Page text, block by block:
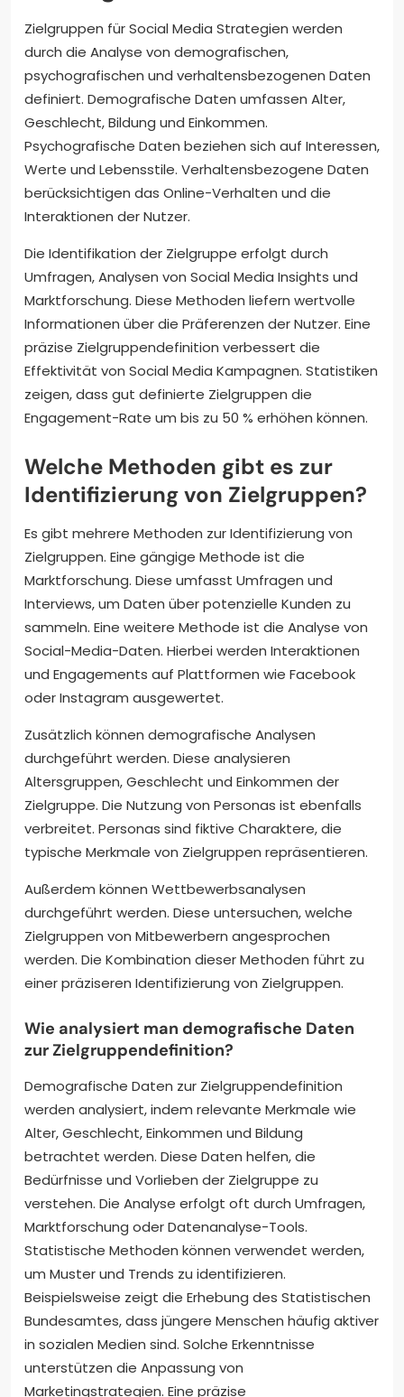
Zielgruppen für Social Media Strategien werden
durch die Analyse von demografischen,
psychografischen und verhaltensbezogenen Daten
definiert. Demografische Daten umfassen Alter,
Geschlecht, Bildung und Einkommen.
Psychografische Daten beziehen sich auf Interessen,
Werte und Lebensstile. Verhaltensbezogene Daten
berücksichtigen das Online-Verhalten und die
Interaktionen der Nutzer.
Die Identifikation der Zielgruppe erfolgt durch
Umfragen, Analysen von Social Media Insights und
Marktforschung. Diese Methoden liefern wertvolle
Informationen über die Präferenzen der Nutzer. Eine
präzise Zielgruppendefinition verbessert die
Effektivität von Social Media Kampagnen. Statistiken
zeigen, dass gut definierte Zielgruppen die
Engagement-Rate um bis zu 50 % erhöhen können.
Welche Methoden gibt es zur
Identifizierung von Zielgruppen?
Es gibt mehrere Methoden zur Identifizierung von
Zielgruppen. Eine gängige Methode ist die
Marktforschung. Diese umfasst Umfragen und
Interviews, um Daten über potenzielle Kunden zu
sammeln. Eine weitere Methode ist die Analyse von
Social-Media-Daten. Hierbei werden Interaktionen
und Engagements auf Plattformen wie Facebook
oder Instagram ausgewertet.
Zusätzlich können demografische Analysen
durchgeführt werden. Diese analysieren
Altersgruppen, Geschlecht und Einkommen der
Zielgruppe. Die Nutzung von Personas ist ebenfalls
verbreitet. Personas sind fiktive Charaktere, die
typische Merkmale von Zielgruppen repräsentieren.
Außerdem können Wettbewerbsanalysen
durchgeführt werden. Diese untersuchen, welche
Zielgruppen von Mitbewerbern angesprochen
werden. Die Kombination dieser Methoden führt zu
einer präziseren Identifizierung von Zielgruppen.
Wie analysiert man demografische Daten
zur Zielgruppendefinition?
Demografische Daten zur Zielgruppendefinition
werden analysiert, indem relevante Merkmale wie
Alter, Geschlecht, Einkommen und Bildung
betrachtet werden. Diese Daten helfen, die
Bedürfnisse und Vorlieben der Zielgruppe zu
verstehen. Die Analyse erfolgt oft durch Umfragen,
Marktforschung oder Datenanalyse-Tools.
Statistische Methoden können verwendet werden,
um Muster und Trends zu identifizieren.
Beispielsweise zeigt die Erhebung des Statistischen
Bundesamtes, dass jüngere Menschen häufig aktiver
in sozialen Medien sind. Solche Erkenntnisse
unterstützen die Anpassung von
Marketingstrategien. Eine präzise